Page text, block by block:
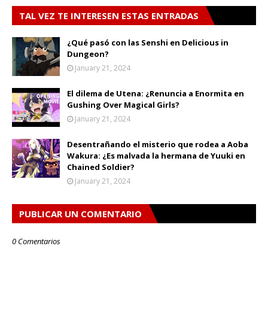
TAL VEZ TE INTERESEN ESTAS ENTRADAS
¿Qué pasó con las Senshi en Delicious in
Dungeon?
January 21, 2024
El dilema de Utena: ¿Renuncia a Enormita en
Gushing Over Magical Girls?
January 21, 2024
Desentrañando el misterio que rodea a Aoba
Wakura: ¿Es malvada la hermana de Yuuki en
Chained Soldier?
January 21, 2024
PUBLICAR UN COMENTARIO
0 Comentarios